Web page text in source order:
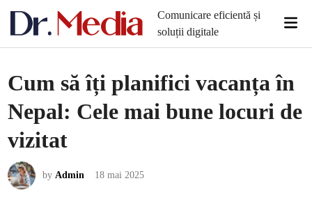
Comunicare eficientă și
soluții digitale
Cum să îți planifici vacanța în
Nepal: Cele mai bune locuri de
vizitat
byAdmin 18 mai 2025